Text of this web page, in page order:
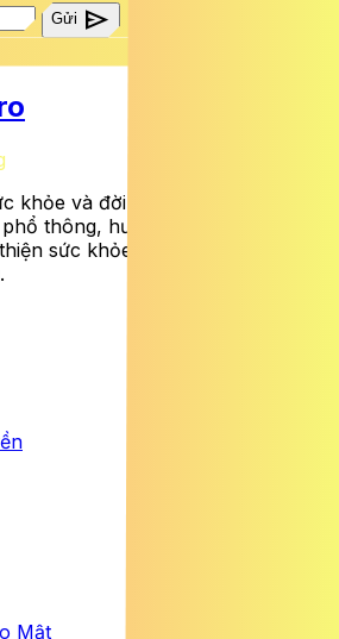
Gửi send
khỏe và đời sống cung cấp tin
thông, hướng dẫn dinh dưỡng
sức khỏe thể chất lẫn tinh
Mật